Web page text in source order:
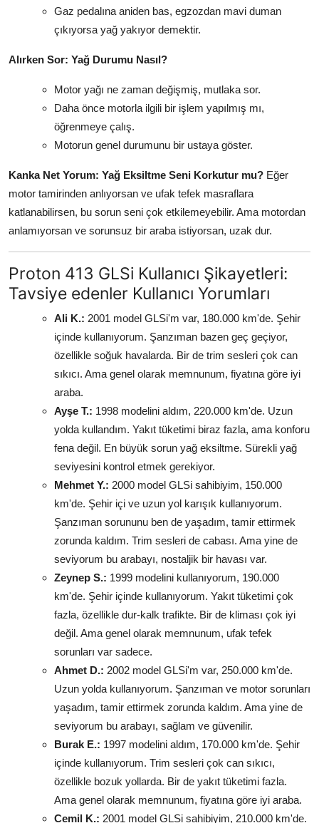
Gaz pedalına aniden bas, egzozdan mavi duman
çıkıyorsa yağ yakıyor demektir.
Alırken Sor: Yağ Durumu Nasıl?
Motor yağı ne zaman değişmiş, mutlaka sor.
Daha önce motorla ilgili bir işlem yapılmış mı,
öğrenmeye çalış.
Motorun genel durumunu bir ustaya göster.
Kanka Net Yorum: Yağ Eksiltme Seni Korkutur mu? Eğer
motor tamirinden anlıyorsan ve ufak tefek masraflara
katlanabilirsen, bu sorun seni çok etkilemeyebilir. Ama motordan
anlamıyorsan ve sorunsuz bir araba istiyorsan, uzak dur.
Proton 413 GLSi Kullanıcı Şikayetleri:
Tavsiye edenler Kullanıcı Yorumları
Ali K.: 2001 model GLSi'm var, 180.000 km'de. Şehir
içinde kullanıyorum. Şanzıman bazen geç geçiyor,
özellikle soğuk havalarda. Bir de trim sesleri çok can
sıkıcı. Ama genel olarak memnunum, fiyatına göre iyi
araba.
Ayşe T.: 1998 modelini aldım, 220.000 km'de. Uzun
yolda kullandım. Yakıt tüketimi biraz fazla, ama konforu
fena değil. En büyük sorun yağ eksiltme. Sürekli yağ
seviyesini kontrol etmek gerekiyor.
Mehmet Y.: 2000 model GLSi sahibiyim, 150.000
km'de. Şehir içi ve uzun yol karışık kullanıyorum.
Şanzıman sorununu ben de yaşadım, tamir ettirmek
zorunda kaldım. Trim sesleri de cabası. Ama yine de
seviyorum bu arabayı, nostaljik bir havası var.
Zeynep S.: 1999 modelini kullanıyorum, 190.000
km'de. Şehir içinde kullanıyorum. Yakıt tüketimi çok
fazla, özellikle dur-kalk trafikte. Bir de kliması çok iyi
değil. Ama genel olarak memnunum, ufak tefek
sorunları var sadece.
Ahmet D.: 2002 model GLSi'm var, 250.000 km'de.
Uzun yolda kullanıyorum. Şanzıman ve motor sorunları
yaşadım, tamir ettirmek zorunda kaldım. Ama yine de
seviyorum bu arabayı, sağlam ve güvenilir.
Burak E.: 1997 modelini aldım, 170.000 km'de. Şehir
içinde kullanıyorum. Trim sesleri çok can sıkıcı,
özellikle bozuk yollarda. Bir de yakıt tüketimi fazla.
Ama genel olarak memnunum, fiyatına göre iyi araba.
Cemil K.: 2001 model GLSi sahibiyim, 210.000 km'de.